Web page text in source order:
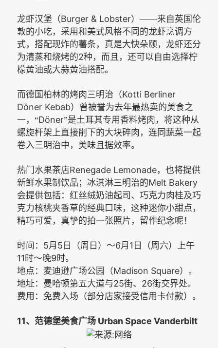
龙虾汉堡（Burger & Lobster）——来自英国伦
敦的小吃，采用和美式风格不同的龙虾烹调方
式，搭配现炸的薯条，真是大快朵颐，龙虾还分
为清蒸和烧烤的2种，而且，还可以自由选择柠
檬黄油或大蒜黄油搭配。
而德国柏林的烤肉三明治（Kotti Berliner
Döner Kebab）曾被誉为去年最热卖的美食之
一，“Döner”是土耳其专用香料烤肉，将这种从
螺旋杆架上直接削下的大块碎肉，连同蔬菜一起
卷入三明治中，美味且据效率。
热门水果茶店Renegade Lemonade，也将提供
新鲜水果制饮品；冰淇淋三明治的Melt Bakery
会提供包括：红丝绒奶油起司、巧克力肉桂及巧
克力核桃夹香草的经典口味，这种迷你小甜点，
精巧可爱，真挚的拍一张照片，留作纪念呢！
时间： 5月 5 日（周日）～6月 1 日（周六）上午
11时～晚9时。
地点：麦迪逊广场公园（Madison Square）。
地址：曼哈顿第五大道与25街、 26街交界处。
费用：免费入场（部分店家接受信用卡付款）。
11、范德堡美食广场 Urban Space Vanderbilt